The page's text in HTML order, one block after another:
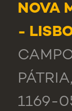
NOVA
-
1169-